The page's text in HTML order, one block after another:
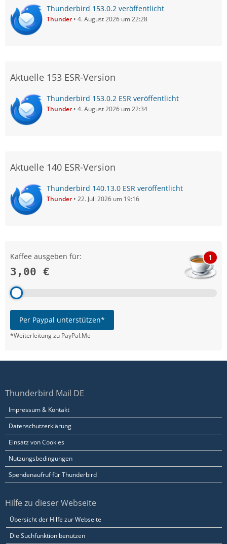
Thunderbird 153.0.2 veröffentlicht
Thunder 4. August 2026 um 22:28
Aktuelle 153 ESR-Version
Thunderbird 153.0.2 ESR veröffentlicht
Thunder 4. August 2026 um 22:34
Aktuelle 140 ESR-Version
Thunderbird 140.13.0 ESR veröffentlicht
Thunder 22. Juli 2026 um 19:16
Kaffee ausgeben für:
3,00 €
1
Per Paypal unterstützen*
*Weiterleitung zu PayPal.Me
Thunderbird Mail DE
Impressum & Kontakt
Datenschutzerklärung
Einsatz von Cookies
Nutzungsbedingungen
Spendenaufruf für Thunderbird
Hilfe zu dieser Webseite
Übersicht der Hilfe zur Webseite
Die Suchfunktion benutzen